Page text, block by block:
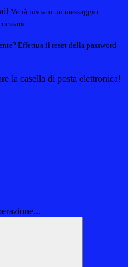
Verrà inviato un messaggio
Effettua il reset della password
la casella di posta elettronica!